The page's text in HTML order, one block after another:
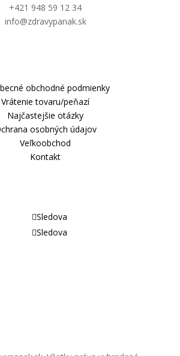
+421 948 59 12 34
info@zdravypanak.sk
obchodné podmienky
Vrátenie tovaru/peňazí
Najčastejšie otázky
osobných údajov
Veľkoobchod
Kontakt
Sledova
Sledova